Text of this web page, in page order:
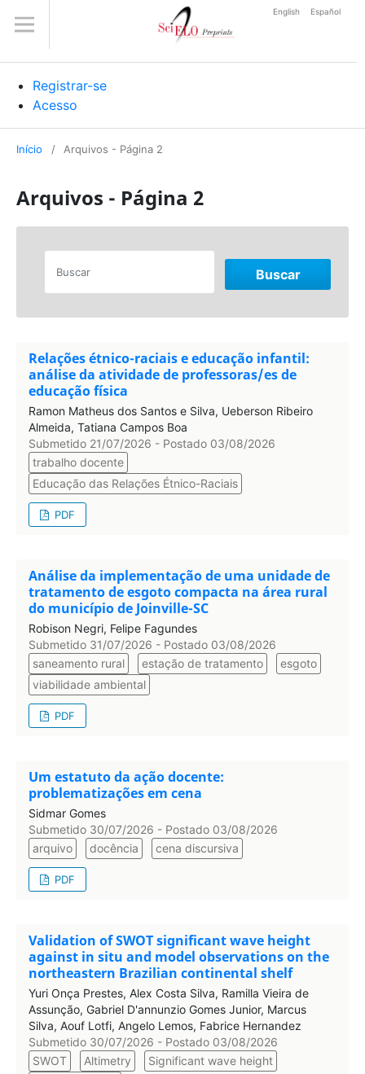
Registrar-se
Acesso
English Español
Início / Arquivos - Página 2
Arquivos - Página 2
Buscar
Relações étnico-raciais e educação infantil:
análise da atividade de professoras/es de
educação física
Ramon Matheus dos Santos e Silva, Ueberson Ribeiro
Almeida, Tatiana Campos Boa
Submetido 21/07/2026 - Postado 03/08/2026
trabalho docente
Educação das Relações Étnico-Raciais
PDF
Análise da implementação de uma unidade de
tratamento de esgoto compacta na área rural
do município de Joinville-SC
Robison Negri, Felipe Fagundes
Submetido 31/07/2026 - Postado 03/08/2026
saneamento rural
estação de tratamento
esgoto
viabilidade ambiental
PDF
Um estatuto da ação docente:
problematizações em cena
Sidmar Gomes
Submetido 30/07/2026 - Postado 03/08/2026
arquivo
docência cena discursiva
PDF
Validation of SWOT significant wave height
against in situ and model observations on the
northeastern Brazilian continental shelf
Yuri Onça Prestes, Alex Costa Silva, Ramilla Vieira de
Assunção, Gabriel D'annunzio Gomes Junior, Marcus
Silva, Aouf Lotfi, Angelo Lemos, Fabrice Hernandez
Submetido 30/07/2026 - Postado 03/08/2026
SWOT
Altimetry
Significant wave height